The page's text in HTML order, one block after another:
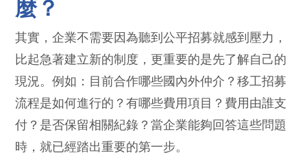
麼？
其實，企業不需要因為聽到公平招募就感到壓力，
比起急著建立新的制度，更重要的是先了解自己的
現況。例如：目前合作哪些國內外仲介？移工招募
流程是如何進行的？有哪些費用項目？費用由誰支
付？是否保留相關紀錄？當企業能夠回答這些問題
時，就已經踏出重要的第一步。